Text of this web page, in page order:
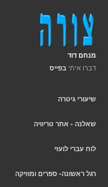
מנחם דוד
דברו איתי בפייס
שיעורי גיטרה
שאלנה - אתר טריוויה
לוח עברי לועזי
רגל ראשונה- ספרים ומוזיקה